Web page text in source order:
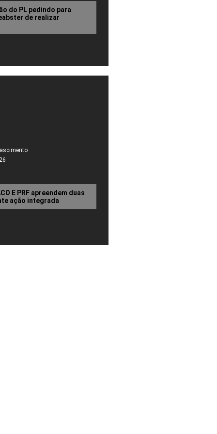
do PL pedindo para
de realizar
E PRF apreendem duas
ação integrada